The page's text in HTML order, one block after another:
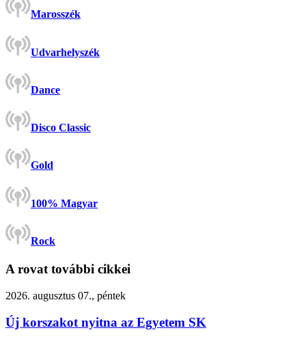
Marosszék
Udvarhelyszék
Dance
Disco Classic
Gold
100% Magyar
Rock
A rovat további cikkei
2026. augusztus 07., péntek
Új korszakot nyitna az Egyetem SK